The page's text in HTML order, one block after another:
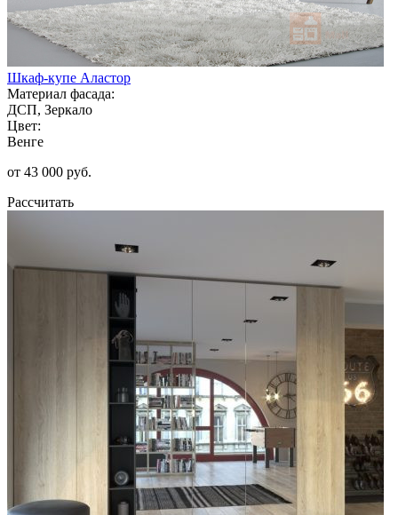
Шкаф-купе Аластор
Материал фасада:
ДСП, Зеркало
Цвет:
Венге
от 43 000 руб.
Рассчитать